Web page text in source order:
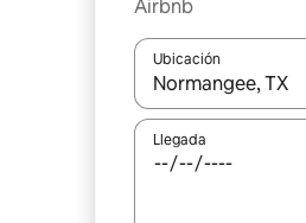
Airbnb
Ubicación
Cuando los
Llegada